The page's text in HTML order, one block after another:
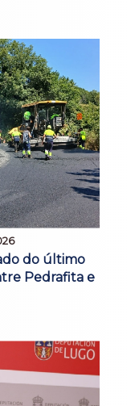
do último
Pedrafita e